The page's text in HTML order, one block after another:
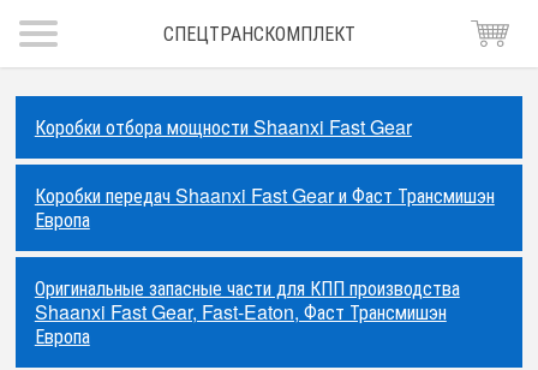
СПЕЦТРАНСКОМПЛЕКТ
Коробки отбора мощности Shaanxi Fast Gear
Коробки передач Shaanxi Fast Gear и Фаст Трансмишэн
Европа
Оригинальные запасные части для КПП производства
Shaanxi Fast Gear, Fast-Eaton, Фаст Трансмишэн
Европа